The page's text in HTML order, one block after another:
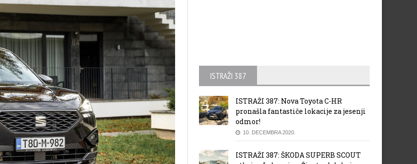
ISTRAŽI 387
ISTRAŽI 387: Nova Toyota C-HR
pronašla fantastiče lokacije za jesenji
odmor!
10. DECEMBRA 2020.
ISTRAŽI 387: ŠKODA SUPERB SCOUT